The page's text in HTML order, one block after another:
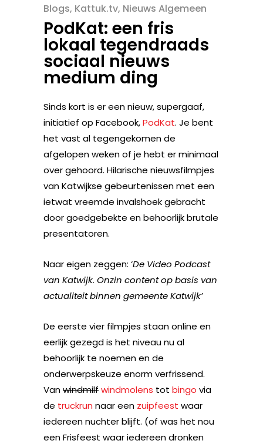
Blogs, Kattuk.tv, Nieuws Algemeen
PodKat: een fris
lokaal tegendraads
sociaal nieuws
medium ding
Sinds kort is er een nieuw, supergaaf,
initiatief op Facebook,PodKat. Je bent
het vast al tegengekomen de
afgelopen weken of je hebt er minimaal
over gehoord. Hilarische nieuwsfilmpjes
van Katwijkse gebeurtenissen met een
ietwat vreemde invalshoek gebracht
door goedgebekte en behoorlijk brutale
presentatoren.
Naar eigen zeggen: ‘De Video Podcast
van Katwijk. Onzin content op basis van
actualiteit binnen gemeente Katwijk’
De eerste vier filmpjes staan online en
eerlijk gezegd is het niveau nu al
behoorlijk te noemen en de
onderwerpskeuze enorm verfrissend.
Vanwindmilfwindmolens tot bingo via
de truckrun naar een zuipfeest waar
iedereen nuchter blijft. (of was het nou
een Frisfeest waar iedereen dronken